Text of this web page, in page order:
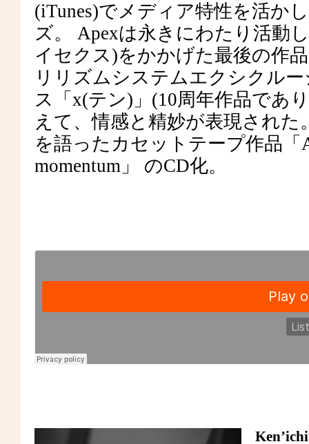
(iTunes)でメディア特性を活か
ズ。 Apexは永きにわたり活動
イセクス)をかかげた最後の作
リリズムシステムエクシクル
ス「x(テン)」(10周年作品であ
えて、情感と精妙が表現され
を語ったカセットテープ作品「
momentum」 のCD化。